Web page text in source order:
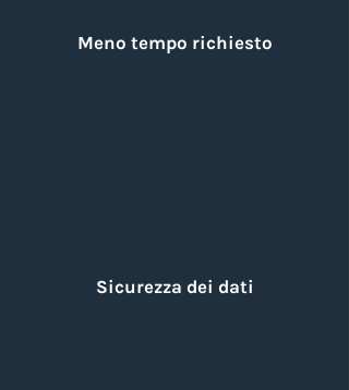
Meno tempo richiesto
Sicurezza dei dati